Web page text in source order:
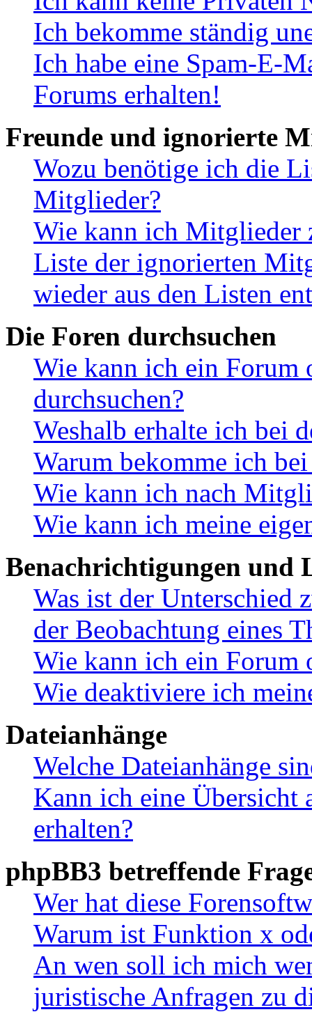
Ich bekomme ständig
Ich habe eine Spam-E-
Forums erhalten!
Freunde und ignorierte
Wozu benötige ich die
Mitglieder?
Wie kann ich Mitglieder
Liste der ignorierten
wieder aus den Listen
Die Foren durchsuchen
Wie kann ich ein Forum
durchsuchen?
Weshalb erhalte ich bei
Warum bekomme ich
Wie kann ich nach
Wie kann ich meine
Benachrichtigungen und
Was ist der Unterschied
der Beobachtung eines
Wie kann ich ein Forum
Wie deaktiviere ich
Dateianhänge
Welche Dateianhänge
Kann ich eine Übersicht
erhalten?
phpBB3 betreffende
Wer hat diese
Warum ist Funktion x
An wen soll ich mich
juristische Anfragen zu